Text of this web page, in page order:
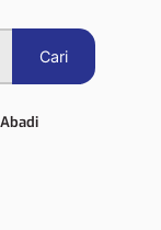
Cari